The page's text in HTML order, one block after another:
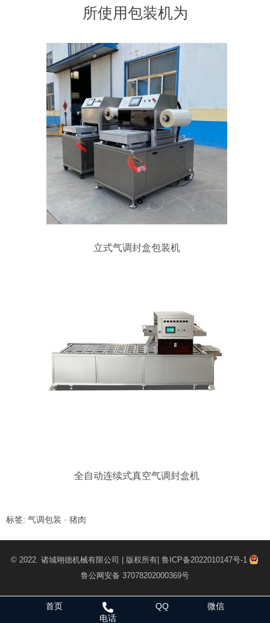
所使用包装机为
立式气调封盒包装机
全自动连续式真空气调封盒机
标签: 气调包装 · 猪肉
© 2022. 诸城翊德机械有限公司 | 版权所有| 鲁ICP备2022010147号-1
鲁公网安备 37078202000369号
首页
电话
QQ 微信